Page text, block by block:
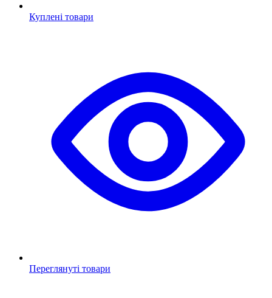
Куплені товари
Переглянуті товари